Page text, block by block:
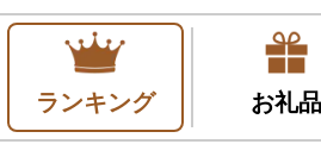
ランキング お礼品